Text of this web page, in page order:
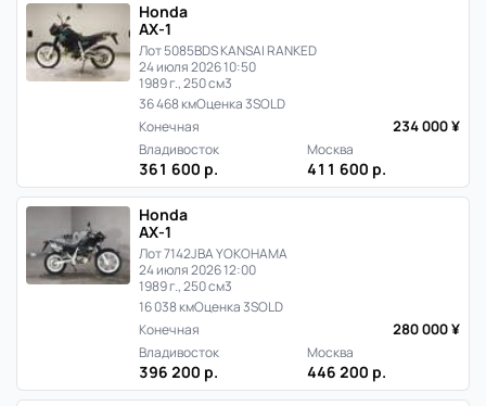
Honda
AX-1
Лот 5085BDS KANSAI RANKED
24 июля 2026 10:50
1989 г., 250 см3
36 468 кмОценка 3SOLD
Конечная
234 000 ¥
Владивосток
361 600 р.
Москва
411 600 р.
Honda
AX-1
Лот 7142JBA YOKOHAMA
24 июля 2026 12:00
1989 г., 250 см3
16 038 кмОценка 3SOLD
Конечная
280 000 ¥
Владивосток
396 200 р.
Москва
446 200 р.